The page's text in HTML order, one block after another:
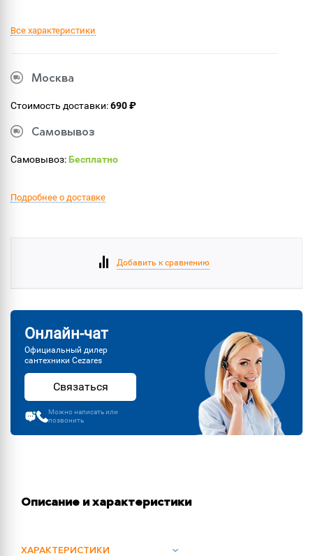
Все характеристики
Москва
Стоимость доставки:690 ₽
Самовывоз
Самовывоз:Бесплатно
Подробнее о доставке
Добавить к сравнению
Онлайн-чат
Официальный дилер
сантехники Cezares
Связаться
Можно написать или
позвонить
Описание и характеристики
ХАРАКТЕРИСТИКИ